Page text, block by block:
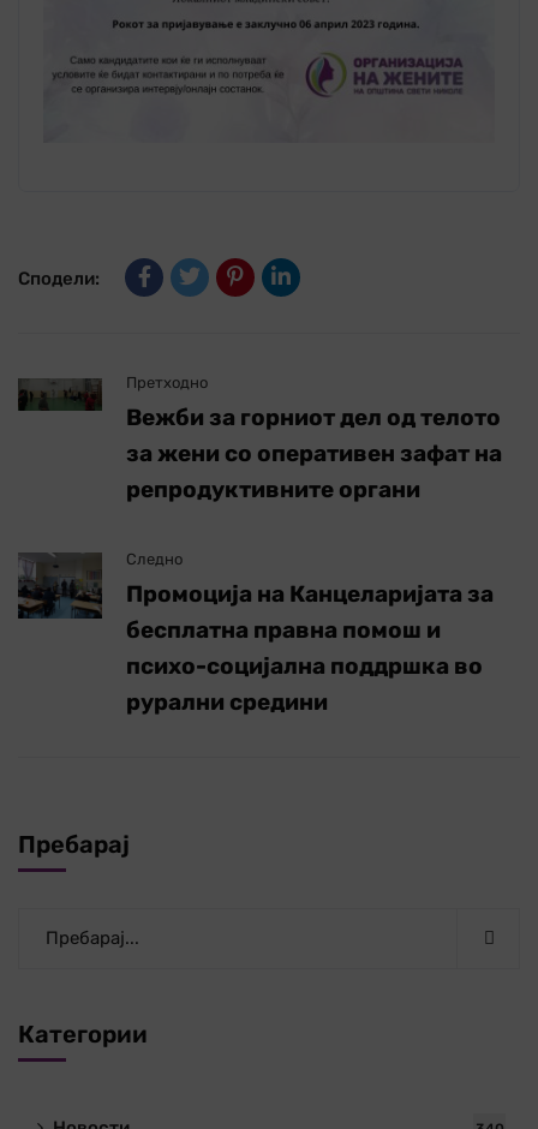
Сподели:
Претходно
Вежби за горниот дел од телото
за жени со оперативен зафат на
репродуктивните органи
Следно
Промоција на Канцеларијата за
бесплатна правна помош и
психо-социјална поддршка во
рурални средини
Пребарај
Категории